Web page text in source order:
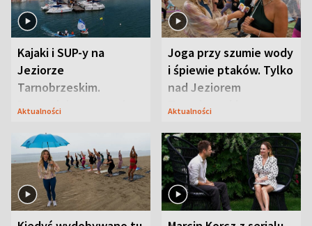
Kajaki i SUP-y na
Jeziorze
Tarnobrzeskim.
Przyrodnicy zwracają
Aktualności
Joga przy szumie wody
i śpiewie ptaków. Tylko
nad Jeziorem
Tarnobrzeskim
Aktualności